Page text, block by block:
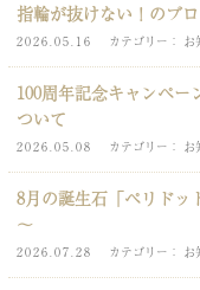
指輪が抜けない！のブ
2026.05.16 カテゴリー お
100周年記念キャンペ
ついて
2026.05.08 カテゴリー お
8月の誕生石「ペリドッ
～
2026.07.28 カテゴリー お